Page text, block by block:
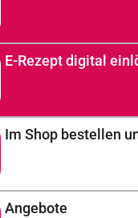
E-Rezept digital
Im Shop bestellen
Angebote